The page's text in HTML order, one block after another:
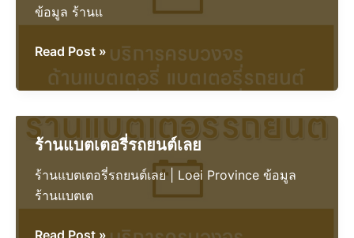
ข้อมูล ร้านแ
ร้าน
แบตเตอรี่
รถยนต์
Read Post »
ร้านแบตเตอรี่รถยนต์เลย
ร้านแบตเตอรี่รถยนต์เลย | Loei Province ข้อมูล
ร้านแบตเต
ร้าน
Read Post »